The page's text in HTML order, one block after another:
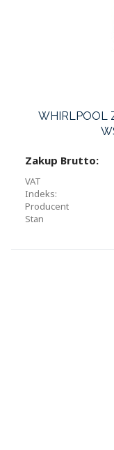
WHIRLPOOL
Zakup Brutto:
VAT
Indeks:
Producent
Stan